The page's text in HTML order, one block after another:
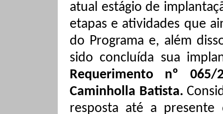
atual estágio de
etapas e atividades que
do Programa e, além
sido concluída sua
Requerimento nº
Caminholla Batista.
resposta até a presente